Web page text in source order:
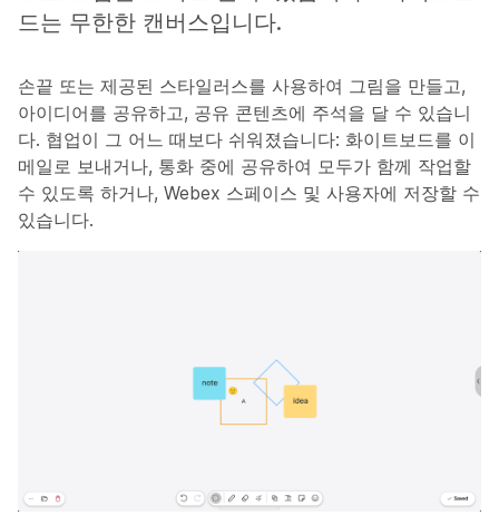
드는 무한한 캔버스입니다.
손끝 또는 제공된 스타일러스를 사용하여 그림을 만들고,
아이디어를 공유하고, 공유 콘텐츠에 주석을 달 수 있습니
다. 협업이 그 어느 때보다 쉬워졌습니다: 화이트보드를 이
메일로 보내거나, 통화 중에 공유하여 모두가 함께 작업할
수 있도록 하거나, Webex 스페이스 및 사용자에 저장할 수
있습니다.